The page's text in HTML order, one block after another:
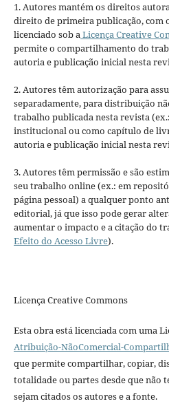
1. Autores mantém os direitos
direito de primeira publicação, com
licenciado sob aLicença Creative
permite o compartilhamento do
autoria e publicação inicial nesta
2. Autores têm autorização para
separadamente, para distribuição
trabalho publicada nesta revista
institucional ou como capítulo de
autoria e publicação inicial nesta
3. Autores têm permissão e são
seu trabalho online (ex.: em
página pessoal) a qualquer ponto
editorial, já que isso pode gerar
aumentar o impacto e a citação do
Efeito do Acesso Livre).
Licença Creative Commons
Esta obra está licenciada com uma
Atribuição-NãoComercial-
que permite compartilhar, copiar,
totalidade ou partes desde que não
sejam citados os autores e a fonte.